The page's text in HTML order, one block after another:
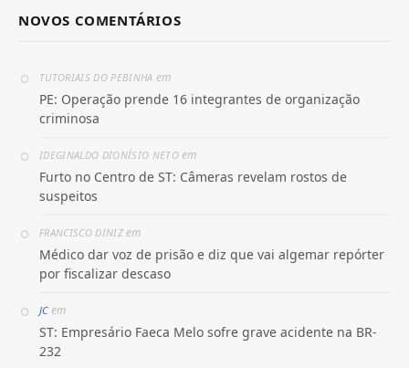
NOVOS COMENTÁRIOS
TUTORIAIS DO PEBINHA em
PE: Operação prende 16 integrantes de organização
criminosa
IDEGINALDO DIONÍSIO NETOem
Furto no Centro de ST: Câmeras revelam rostos de
suspeitos
FRANCISCO DINIZem
Médico dar voz de prisão e diz que vai algemar repórter
por fiscalizar descaso
JCem
ST: Empresário Faeca Melo sofre grave acidente na BR-
232